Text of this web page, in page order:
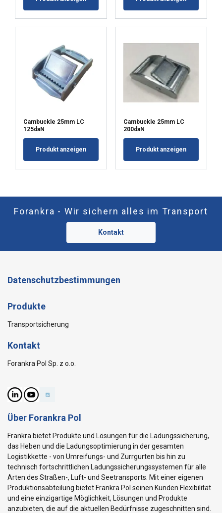
Cambuckle 25mm LC
125daN
Produkt anzeigen
Cambuckle 25mm LC
200daN
Produkt anzeigen
Forankra - Wir sichern alles im Transport
Kontakt
Datenschutzbestimmungen
Produkte
Transportsicherung
Kontakt
Forankra Pol Sp. z o.o.
Über Forankra Pol
Frankra bietet Produkte und Lösungen für die Ladungssicherung,
das Heben und die Ladungsoptimierung in der gesamten
Logistikkette - von Umreifungs- und Zurrgurten bis hin zu
technisch fortschrittlichen Ladungssicherungssystemen für alle
Arten des Straßen-, Luft- und Seetransports. Mit einer eigenen
Produktionsabteilung bietet Frankra Pol seinen Kunden Flexibilität
und eine einzigartige Möglichkeit, Lösungen und Produkte
anzubieten, die auf die aktuellen Bedürfnisse zugeschnitten sind.